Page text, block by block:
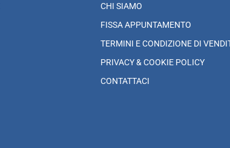
CHI SIAMO
FISSA APPUNTAMENTO
TERMINI E CONDIZIONE DI
PRIVACY & COOKIE POLICY
CONTATTACI